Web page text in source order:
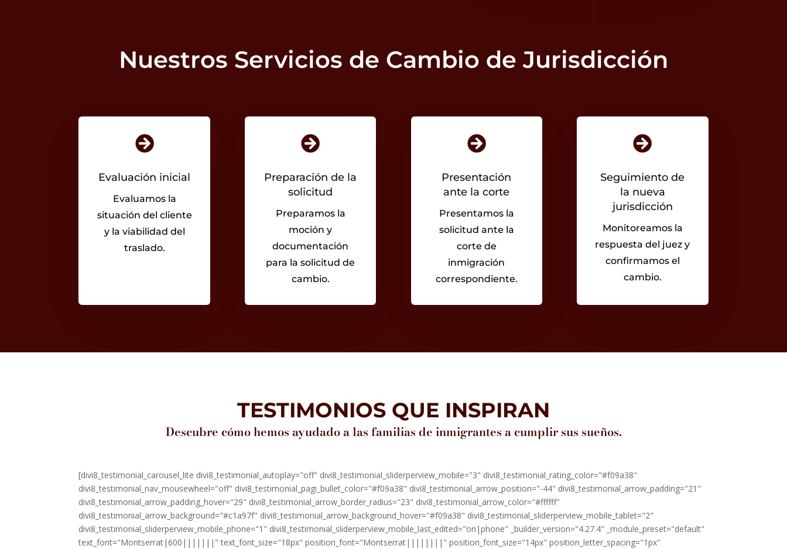
Nuestros Servicios de Cambio de Jurisdicción

Evaluación inicial
Evaluamos la
situación del cliente
y la viabilidad del
traslado.

Preparación de la
solicitud
Preparamos la
moción y
documentación
para la solicitud de
cambio.

Presentación
ante la corte
Presentamos la
solicitud ante la
corte de
inmigración
correspondiente.

Seguimiento de
la nueva
jurisdicción
Monitoreamos la
respuesta del juez y
confirmamos el
cambio.
TESTIMONIOS QUE INSPIRAN
Descubre cómo hemos ayudado a las familias de inmigrantes a cumplir sus sueños.
[divi8_testimonial_carousel_lite divi8_testimonial_autoplay="off" divi8_testimonial_sliderperview_mobile="3" divi8_testimonial_rating_color="#f09a38"
divi8_testimonial_nav_mousewheel="off" divi8_testimonial_pagi_bullet_color="#f09a38" divi8_testimonial_arrow_position="-44" divi8_testimonial_arrow_padding="21"
divi8_testimonial_arrow_padding_hover="29" divi8_testimonial_arrow_border_radius="23" divi8_testimonial_arrow_color="#ffffff"
divi8_testimonial_arrow_background="#c1a97f" divi8_testimonial_arrow_background_hover="#f09a38" divi8_testimonial_sliderperview_mobile_tablet="2"
divi8_testimonial_sliderperview_mobile_phone="1" divi8_testimonial_sliderperview_mobile_last_edited="on|phone" _builder_version="4.27.4" _module_preset="default"
text_font="Montserrat|600|||||||" text_font_size="18px" position_font="Montserrat||||||||" position_font_size="14px" position_letter_spacing="1px"